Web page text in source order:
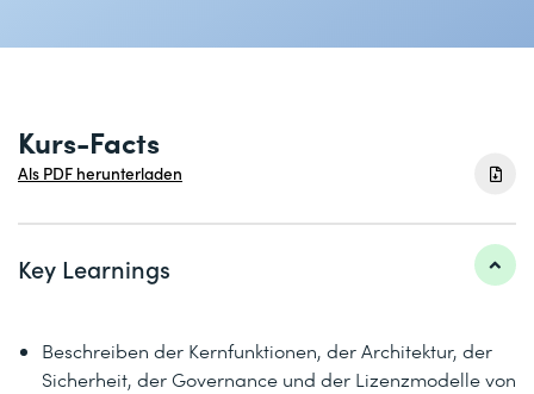
Kurs-Facts
Als PDF herunterladen
Key Learnings
Beschreiben der Kernfunktionen, der Architektur, der
Sicherheit, der Governance und der Lizenzmodelle von